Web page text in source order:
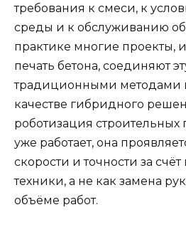
требования к смеси, к
среды и к обслуживанию
практике многие проекты,
печать бетона, соединяют
традиционными методами
качестве гибридного
роботизация строительных
уже работает, она
скорости и точности за
техники, а не как замена
объёме работ.